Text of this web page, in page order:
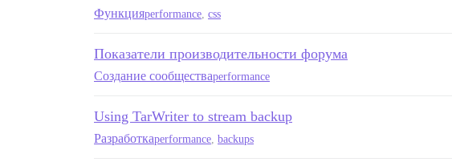
Функцияperformance css
Показатели производительности форума
Создание сообществаperformance
Using TarWriter to stream backup
Разработкаperformance backups